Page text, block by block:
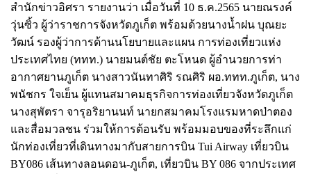
สำนักข่าวอิศรา รายงานว่า เมื่อวันที่ 10 ธ.ค.2565 นายณรงค์
วุ่นซิ้ว ผู้ว่าราชการจังหวัดภูเก็ต พร้อมด้วยนางน้ำฝน บุณยะ
วัฒน์ รองผู้ว่าการด้านนโยบายและแผน การท่องเที่ยวแห่ง
ประเทศไทย (ททท.) นายมนต์ชัย ตะโหนด ผู้อำนวยการท่า
อากาศยานภูเก็ต นางสาวนันทาศิริ รณศิริ ผอ.ททท.ภูเก็ต, นาง
พนัชกร ใจเย็น ผู้แทนสมาคมธุรกิจการท่องเที่ยวจังหวัดภูเก็ต
นางสุพัตรา จารุอริยานนท์ นายกสมาคมโรงแรมหาดป่าตอง
และสื่อมวลชน ร่วมให้การต้อนรับ พร้อมมอบของที่ระลึกแก่
นักท่องเที่ยวที่เดินทางมากับสายการบิน Tui Airway เที่ยวบิน
BY086 เส้นทางลอนดอน-ภูเก็ต, เที่ยวบิน BY 086 จากประเทศ